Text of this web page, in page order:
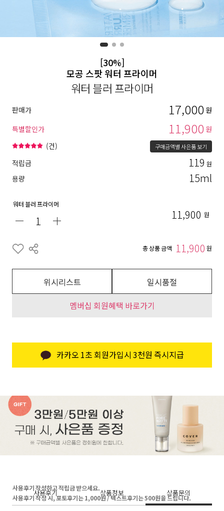
[30%]
모공 스팟 워터 프라이머
워터 블러 프라이머
판매가 17,000 원
특별할인가
11,900 원
(건) 구매금액별 사은품 보기
적립금 119 원
용량 15ml
워터 블러 프라이머
11,900 원
총 상품 금액 11,900 원
위시리스트
일시품절
멤버십 회원혜택 바로가기
카카오 1초 회원가입시 3천원 즉시지급
사용후기 상품정보 상품문의
사용후기 작성하고 적립금 받으세요.
사용후기 작성 시, 포토후기는 1,000원 / 텍스트후기는 500원을 드립니다.